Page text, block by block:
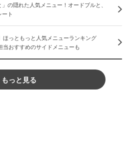
」の隠れた人気メニュー！オードブルと、
ト
ほっともっと人気メニューランキング
当おすすめのサイドメニューも
もっと見る